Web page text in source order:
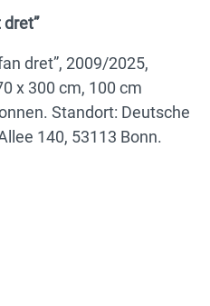
dret”, 2009/2025,
x 300 cm, 100 cm
Standort: Deutsche
140, 53113 Bonn.